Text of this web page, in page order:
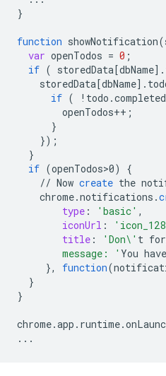
}
function showNotification(
var openTodos = 0 ;
if ( storedData[dbName] .
storedData[dbName] .
if ( ! todo .completed
openTodos++ ;
}
});
}
if (openTodos>0)
{
// Now create the
chrome.notifications .
type : 'basic' ,
iconUrl :
title : 'Don\' t
        message: '
You have
}, function(
}
}
chrome.app . runtime.
...